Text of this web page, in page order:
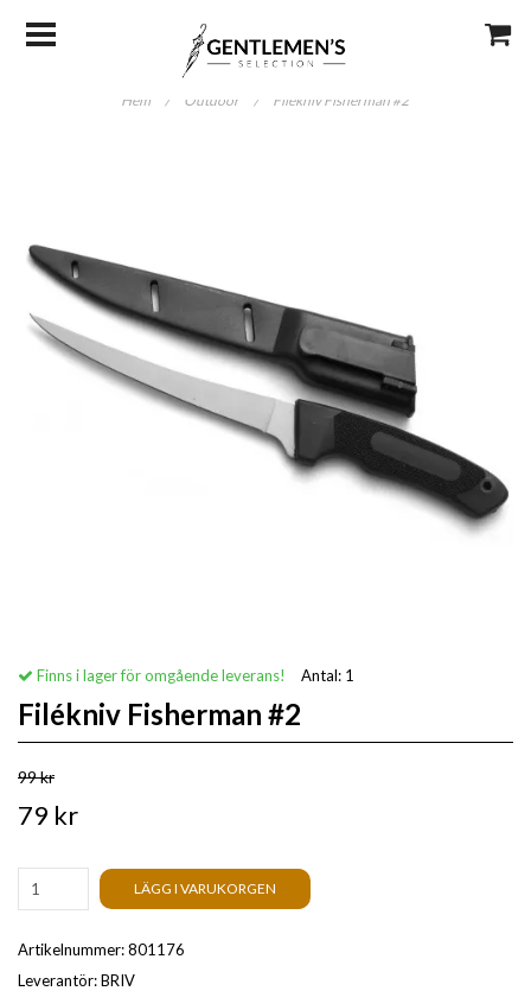
Hem / Outdoor / Filékniv Fisherman #2
Finns i lager för omgående leverans! Antal: 1
Filékniv Fisherman #2
99 kr
79 kr
LÄGG I VARUKORGEN
Artikelnummer:801176
Leverantör:BRIV